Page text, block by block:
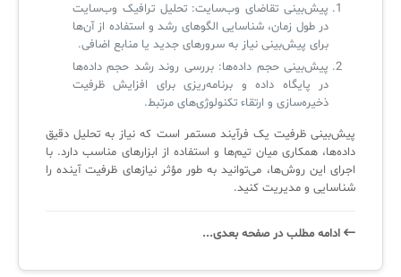
پیش‌بینی تقاضای وب‌سایت: تحلیل ترافیک وب‌سایت
در طول زمان، شناسایی الگوهای رشد و استفاده از آن‌ها
برای پیش‌بینی نیاز به سرورهای جدید یا منابع اضافی.
پیش‌بینی حجم داده‌ها: بررسی روند رشد حجم داده‌ها
در پایگاه داده و برنامه‌ریزی برای افزایش ظرفیت
ذخیره‌سازی و ارتقاء تکنولوژی‌های مرتبط.
پیش‌بینی ظرفیت یک فرآیند مستمر است که نیاز به تحلیل دقیق
داده‌ها، همکاری میان تیم‌ها و استفاده از ابزارهای مناسب دارد. با
اجرای این روش‌ها، می‌توانید به طور مؤثر نیازهای ظرفیت آینده را
شناسایی و مدیریت کنید.
ادامه‌ مطلب در صفحه‌ بعدی...